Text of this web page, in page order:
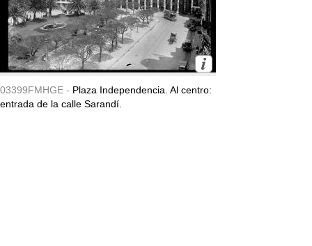
03399FMHGE - Plaza Independencia. Al centro:
entrada de la calle Sarandí.